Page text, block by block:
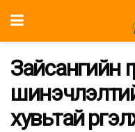
Зайсангийн
хувьтай